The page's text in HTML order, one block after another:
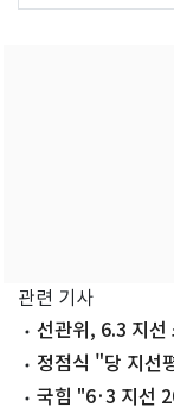
관련 기사
선관위, 6.3 지
증(종합)
정점식 "당 지선
유"국힘 "6·3 지선